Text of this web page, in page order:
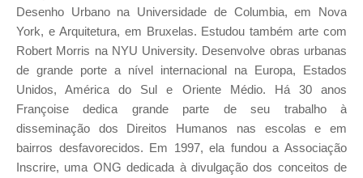
Desenho Urbano na Universidade de Columbia, em Nova
York, e Arquitetura, em Bruxelas. Estudou também arte com
Robert Morris na NYU University. Desenvolve obras urbanas
de grande porte a nível internacional na Europa, Estados
Unidos, América do Sul e Oriente Médio. Há 30 anos
Françoise dedica grande parte de seu trabalho à
disseminação dos Direitos Humanos nas escolas e em
bairros desfavorecidos. Em 1997, ela fundou a Associação
Inscrire, uma ONG dedicada à divulgação dos conceitos de